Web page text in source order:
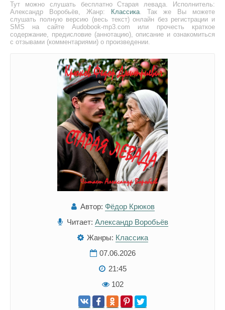
Тут можно слушать бесплатно Старая левада. Исполнитель:
Александр Воробьёв, Жанр:
Классика. Так же Вы можете
слушать полную версию (весь текст) онлайн без регистрации и
SMS на сайте Audobook-mp3.com или прочесть краткое
содержание, предисловие (аннотацию), описание и ознакомиться
с отзывами (комментариями) о произведении.
Автор: Фёдор Крюков
Читает: Александр Воробьёв
Жанры: Классика
07.06.2026
21:45
102